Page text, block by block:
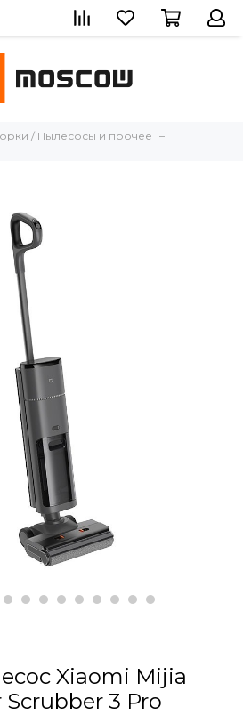
/ Пылесосы и прочее
Xiaomi Mijia
3 Pro